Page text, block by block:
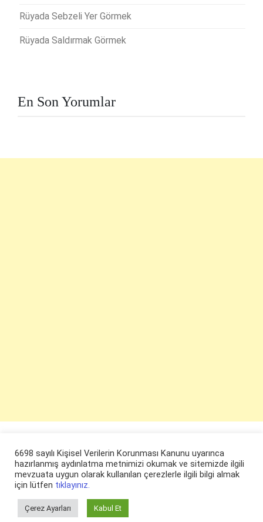
Rüyada Sebzeli Yer Görmek
Rüyada Saldırmak Görmek
En Son Yorumlar
© ruyaevi.com 2022
6698 sayılı Kişisel Verilerin Korunması Kanunu uyarınca
hazırlanmış aydınlatma metnimizi okumak ve sitemizde ilgili
mevzuata uygun olarak kullanılan çerezlerle ilgili bilgi almak
için lütfen tıklayınız.
Çerez Ayarları Kabul Et